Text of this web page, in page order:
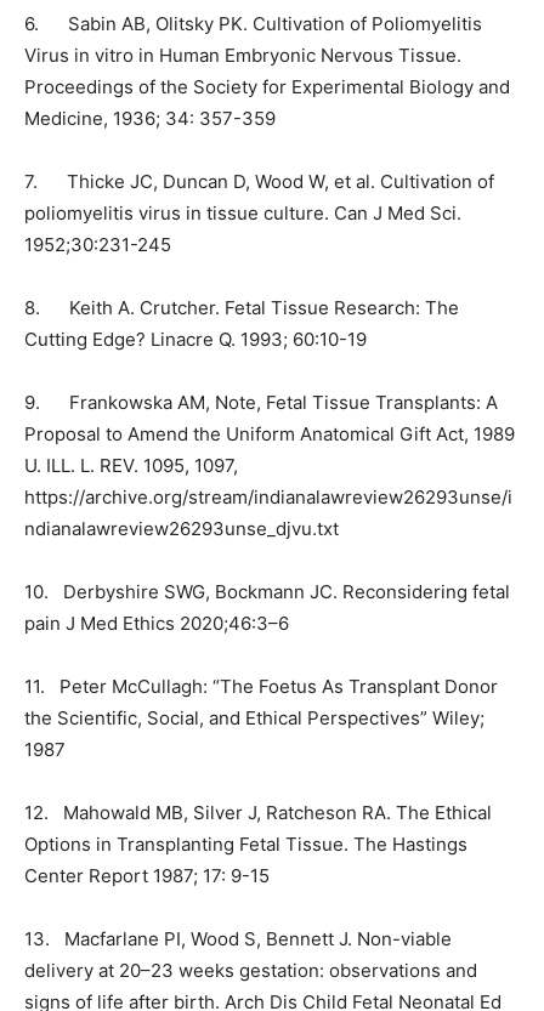
6.
Sabin AB, Olitsky PK. Cultivation of Poliomyelitis
Virus in vitro in Human Embryonic Nervous Tissue.
Proceedings of the Society for Experimental Biology and
Medicine, 1936; 34: 357-359
7.
Thicke JC, Duncan D, Wood W, et al. Cultivation of
poliomyelitis virus in tissue culture. Can J Med Sci.
1952;30:231-245
8.
Keith A. Crutcher. Fetal Tissue Research: The
Cutting Edge? Linacre Q. 1993; 60:10-19
9.
Frankowska AM, Note, Fetal Tissue Transplants: A
Proposal to Amend the Uniform Anatomical Gift Act, 1989
U. ILL. L. REV. 1095, 1097,
https://archive.org/stream/indianalawreview26293unse/i
ndianalawreview26293unse_djvu.txt
10.
Derbyshire SWG, Bockmann JC. Reconsidering fetal
pain J Med Ethics 2020;46:3–6
11.
Peter McCullagh: “The Foetus As Transplant Donor
the Scientific, Social, and Ethical Perspectives” Wiley;
1987
12.
Mahowald MB, Silver J, Ratcheson RA. The Ethical
Options in Transplanting Fetal Tissue. The Hastings
Center Report 1987; 17: 9-15
13.
Macfarlane PI, Wood S, Bennett J. Non-viable
delivery at 20–23 weeks gestation: observations and
signs of life after birth. Arch Dis Child Fetal Neonatal Ed